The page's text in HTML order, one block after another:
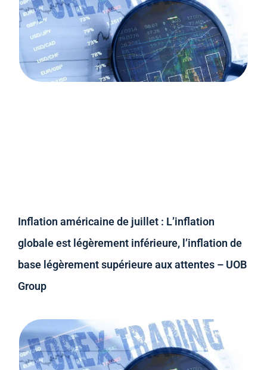
Inflation américaine de juillet : L’inflation
globale est légèrement inférieure, l’inflation de
base légèrement supérieure aux attentes – UOB
Group